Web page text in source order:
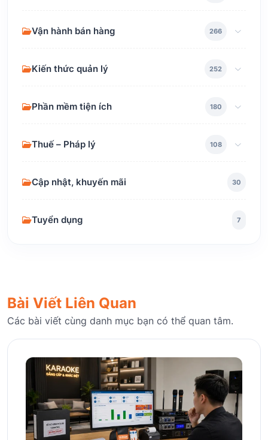
Vận hành bán hàng 266
Kiến thức quản lý 252
Phần mềm tiện ích 180
Thuế – Pháp lý 108
Cập nhật, khuyến mãi 30
Tuyển dụng 7
Bài Viết Liên Quan
Các bài viết cùng danh mục bạn có thể quan tâm.